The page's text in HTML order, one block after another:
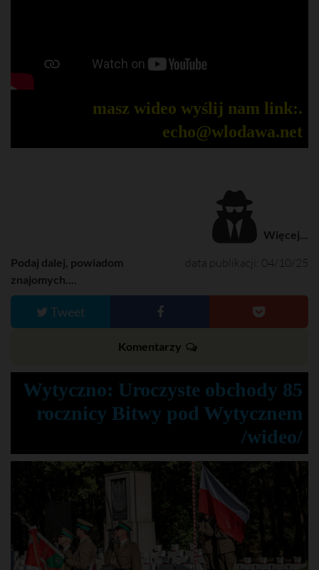
masz wideo wyślij nam link:.
echo@wlodawa.net
Więcej...
data publikacji: 04/10/25
Podaj dalej, powiadom
znajomych....
Tweet
Komentarzy
Wytyczno: Uroczyste obchody 85
rocznicy Bitwy pod Wytycznem
/wideo/